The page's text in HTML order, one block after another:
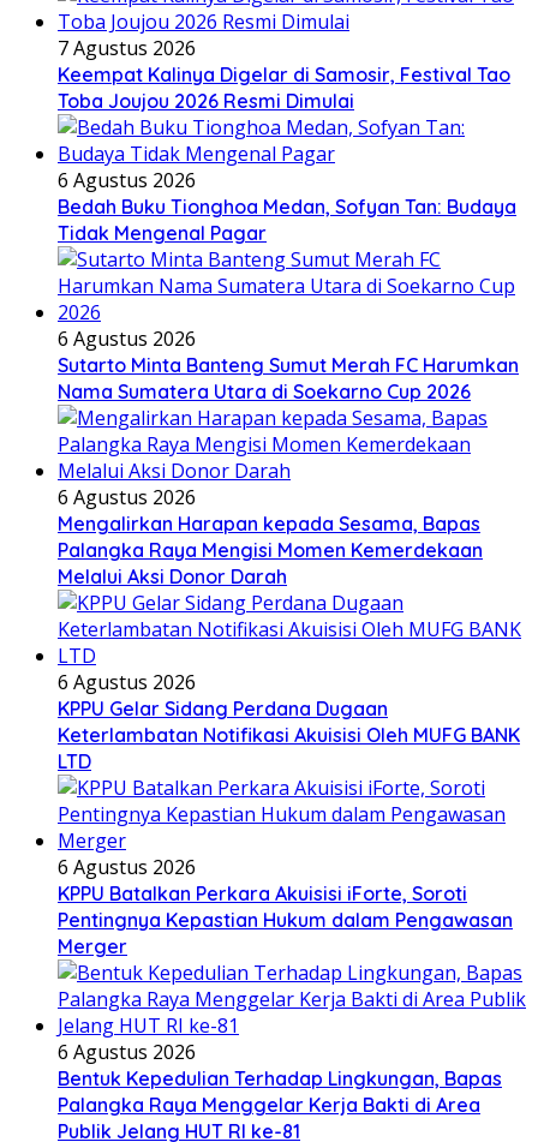
7 Agustus 2026
Keempat Kalinya Digelar di Samosir, Festival Tao
Toba Joujou 2026 Resmi Dimulai
6 Agustus 2026
Bedah Buku Tionghoa Medan, Sofyan Tan: Budaya
Tidak Mengenal Pagar
6 Agustus 2026
Sutarto Minta Banteng Sumut Merah FC Harumkan
Nama Sumatera Utara di Soekarno Cup 2026
6 Agustus 2026
Mengalirkan Harapan kepada Sesama, Bapas
Palangka Raya Mengisi Momen Kemerdekaan
Melalui Aksi Donor Darah
6 Agustus 2026
KPPU Gelar Sidang Perdana Dugaan
Keterlambatan Notifikasi Akuisisi Oleh MUFG BANK
LTD
6 Agustus 2026
KPPU Batalkan Perkara Akuisisi iForte, Soroti
Pentingnya Kepastian Hukum dalam Pengawasan
Merger
6 Agustus 2026
Bentuk Kepedulian Terhadap Lingkungan, Bapas
Palangka Raya Menggelar Kerja Bakti di Area
Publik Jelang HUT RI ke-81